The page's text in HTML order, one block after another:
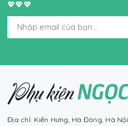
💖💖💖
Địa chỉ: Kiến Hưng, Hà Đông, Hà Nội